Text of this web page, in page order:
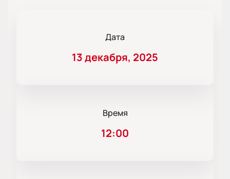
Дата
13 декабря, 2025
Время
12:00